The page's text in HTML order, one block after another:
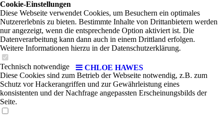
CHLOE HAWES
Cookie-Einstellungen
Diese Webseite verwendet Cookies, um Besuchern ein optimales
Nutzererlebnis zu bieten. Bestimmte Inhalte von Drittanbietern werden
nur angezeigt, wenn die entsprechende Option aktiviert ist. Die
Datenverarbeitung kann dann auch in einem Drittland erfolgen.
Weitere Informationen hierzu in der Datenschutzerklärung.
Technisch notwendige
Diese Cookies sind zum Betrieb der Webseite notwendig, z.B. zum
Schutz vor Hackerangriffen und zur Gewährleistung eines
konsistenten und der Nachfrage angepassten Erscheinungsbilds der
Seite.